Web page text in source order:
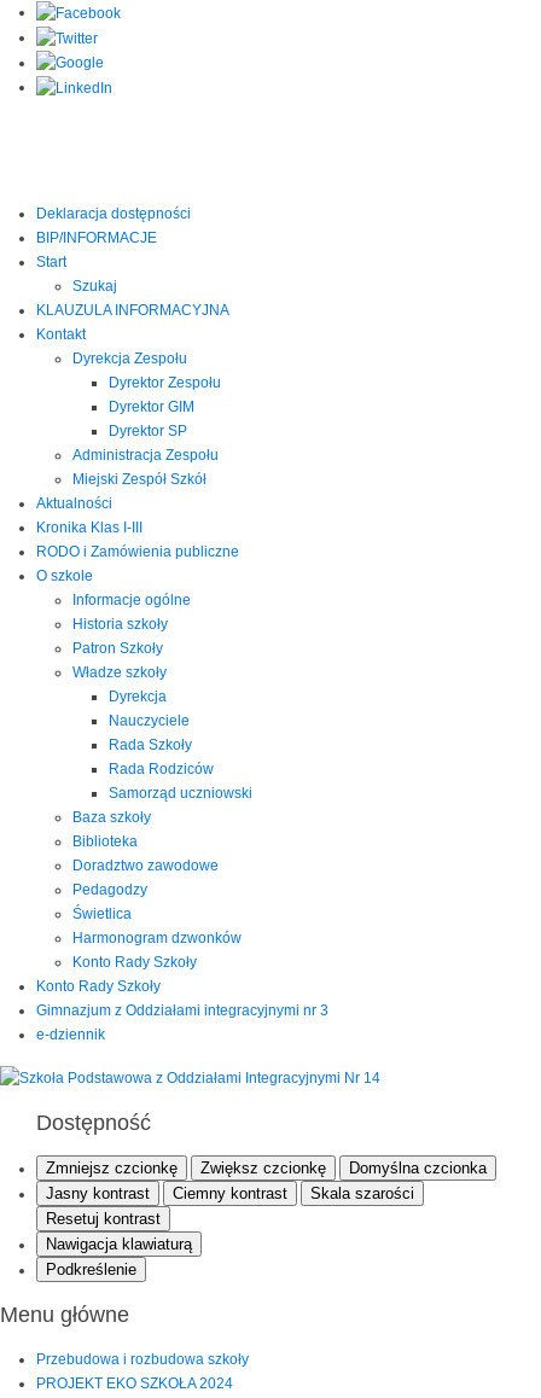
Deklaracja dostępności
BIP/INFORMACJE
Start
Szukaj
KLAUZULA INFORMACYJNA
Kontakt
Dyrekcja Zespołu
Dyrektor Zespołu
Dyrektor GIM
Dyrektor SP
Administracja Zespołu
Miejski Zespół Szkół
Aktualności
Kronika Klas I-III
RODO i Zamówienia publiczne
O szkole
Informacje ogólne
Historia szkoły
Patron Szkoły
Władze szkoły
Dyrekcja
Nauczyciele
Rada Szkoły
Rada Rodziców
Samorząd uczniowski
Baza szkoły
Biblioteka
Doradztwo zawodowe
Pedagodzy
Świetlica
Harmonogram dzwonków
Konto Rady Szkoły
Konto Rady Szkoły
Gimnazjum z Oddziałami integracyjnymi nr 3
e-dziennik
Dostępność
Zmniejsz czcionkę Zwiększ czcionkę
Domyślna czcionka
Jasny kontrast
Ciemny kontrast
Skala szarości
Resetuj kontrast
Nawigacja klawiaturą
Podkreślenie
Menu główne
Przebudowa i rozbudowa szkoły
PROJEKT EKO SZKOŁA 2024